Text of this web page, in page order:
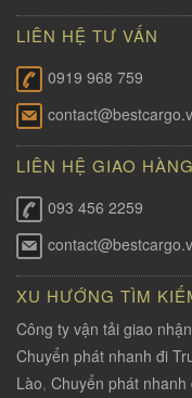
LIÊN HỆ TƯ VẤN
0919 968 759
LIÊN HỆ GIAO HÀNG
093 456 2259
XU HƯỚNG TÌM
Công ty vận tải giao nhận
Chuyển phát nhanh đi
Lào, Chuyển phát nhanh